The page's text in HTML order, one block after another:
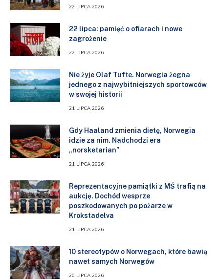
22 LIPCA 2026
22 lipca: pamięć o ofiarach i nowe
zagrożenie
22 LIPCA 2026
Nie żyje Olaf Tufte. Norwegia żegna
jednego z najwybitniejszych sportowców
w swojej historii
21 LIPCA 2026
Gdy Haaland zmienia dietę, Norwegia
idzie za nim. Nadchodzi era
„norsketarian”
21 LIPCA 2026
Reprezentacyjne pamiątki z MŚ trafią na
aukcję. Dochód wesprze
poszkodowanych po pożarze w
Krokstadelva
21 LIPCA 2026
10 stereotypów o Norwegach, które bawią
nawet samych Norwegów
20 LIPCA 2026